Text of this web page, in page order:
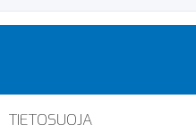
TIETOSUOJA